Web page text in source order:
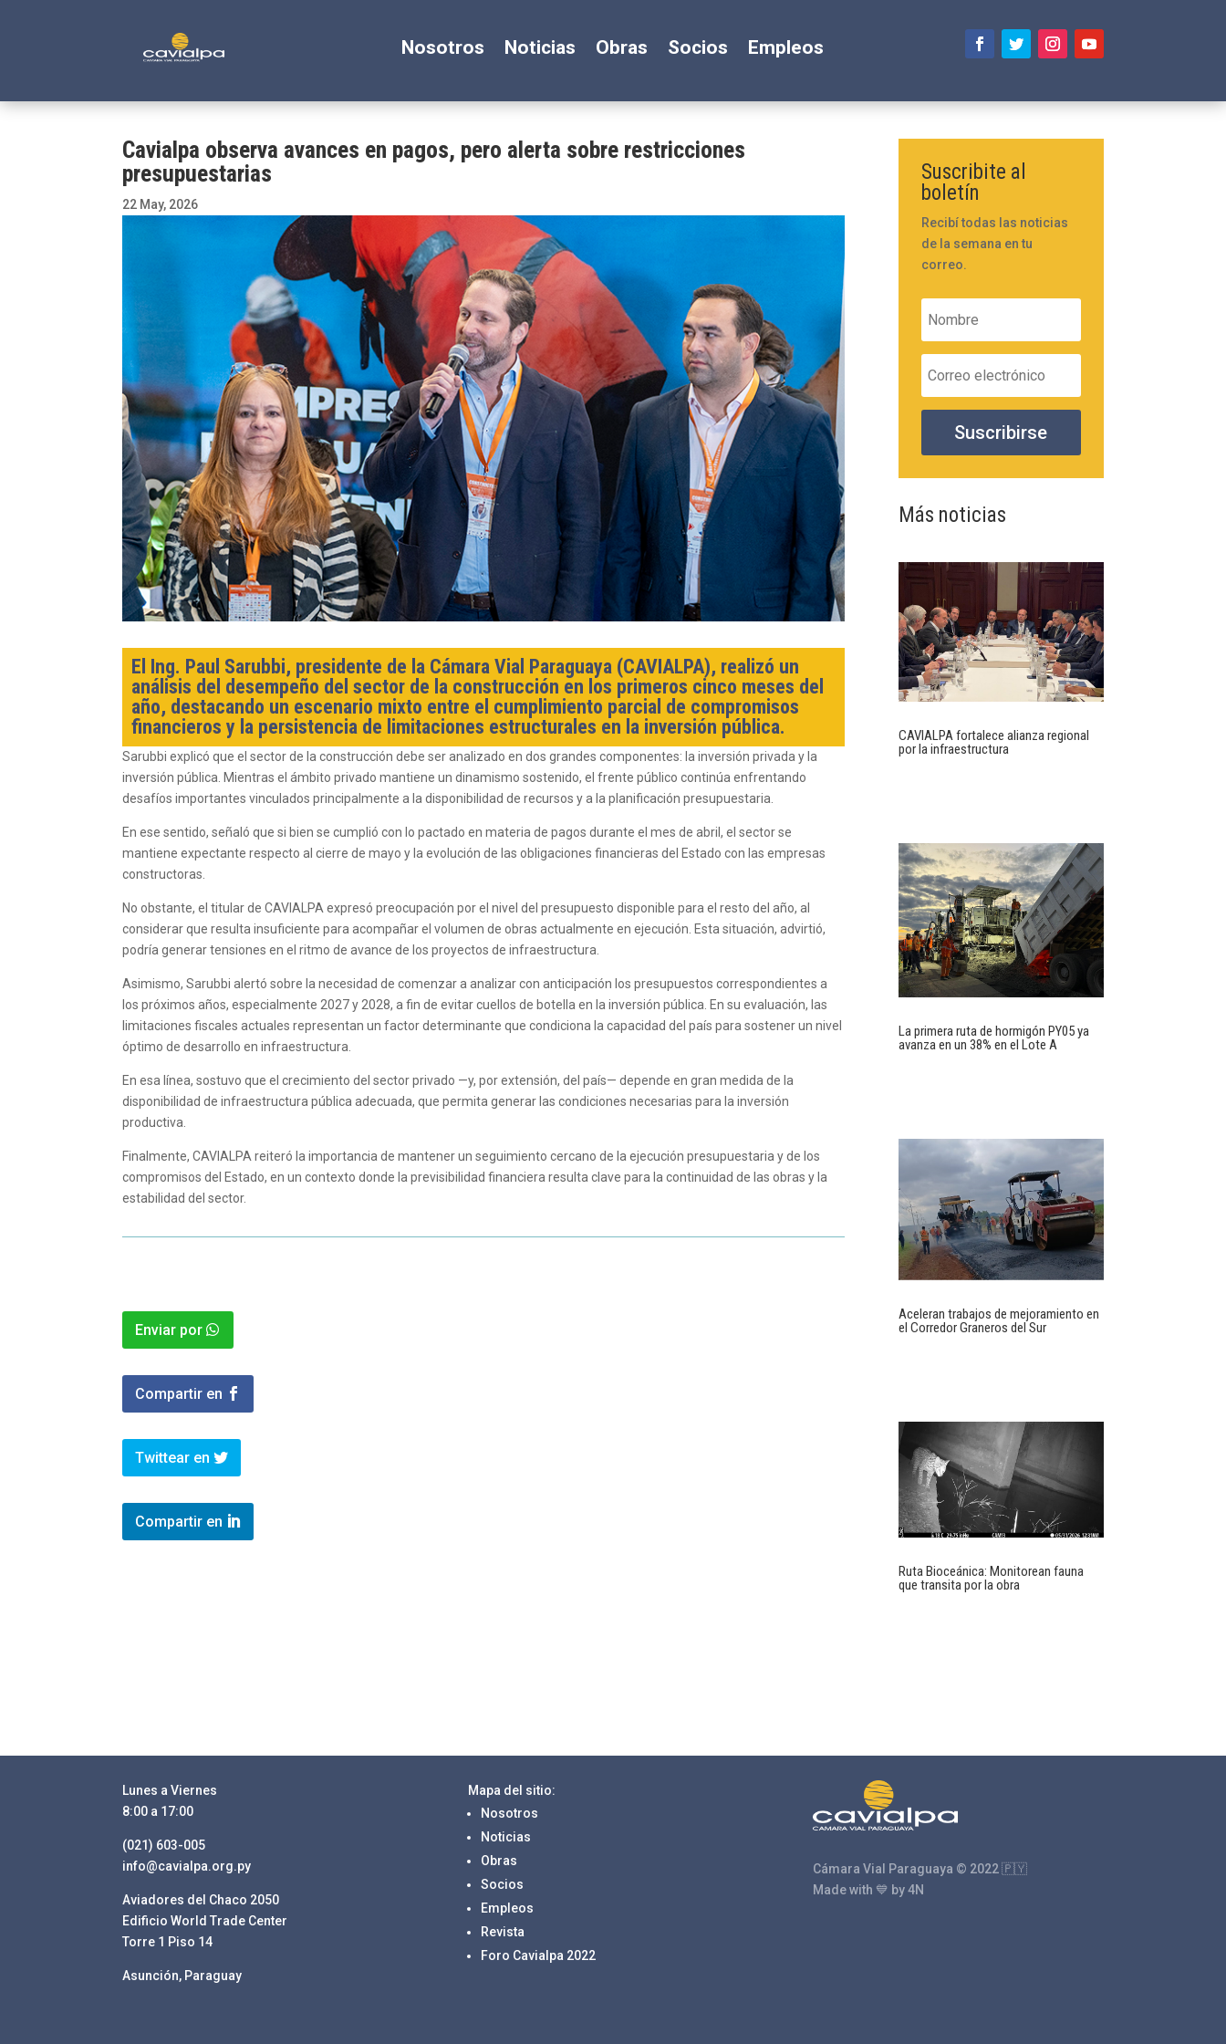
Nosotros Noticias Obras Socios Empleos
Cavialpa observa avances en pagos, pero alerta sobre restricciones
presupuestarias
22 May, 2026
El Ing. Paul Sarubbi, presidente de la Cámara Vial Paraguaya (CAVIALPA), realizó un
análisis del desempeño del sector de la construcción en los primeros cinco meses del
año, destacando un escenario mixto entre el cumplimiento parcial de compromisos
financieros y la persistencia de limitaciones estructurales en la inversión pública.
Sarubbi explicó que el sector de la construcción debe ser analizado en dos grandes componentes: la inversión privada y la
inversión pública. Mientras el ámbito privado mantiene un dinamismo sostenido, el frente público continúa enfrentando
desafíos importantes vinculados principalmente a la disponibilidad de recursos y a la planificación presupuestaria.
En ese sentido, señaló que si bien se cumplió con lo pactado en materia de pagos durante el mes de abril, el sector se
mantiene expectante respecto al cierre de mayo y la evolución de las obligaciones financieras del Estado con las empresas
constructoras.
No obstante, el titular de CAVIALPA expresó preocupación por el nivel del presupuesto disponible para el resto del año, al
considerar que resulta insuficiente para acompañar el volumen de obras actualmente en ejecución. Esta situación, advirtió,
podría generar tensiones en el ritmo de avance de los proyectos de infraestructura.
Asimismo, Sarubbi alertó sobre la necesidad de comenzar a analizar con anticipación los presupuestos correspondientes a
los próximos años, especialmente 2027 y 2028, a fin de evitar cuellos de botella en la inversión pública. En su evaluación, las
limitaciones fiscales actuales representan un factor determinante que condiciona la capacidad del país para sostener un nivel
óptimo de desarrollo en infraestructura.
En esa línea, sostuvo que el crecimiento del sector privado —y, por extensión, del país— depende en gran medida de la
disponibilidad de infraestructura pública adecuada, que permita generar las condiciones necesarias para la inversión
productiva.
Finalmente, CAVIALPA reiteró la importancia de mantener un seguimiento cercano de la ejecución presupuestaria y de los
compromisos del Estado, en un contexto donde la previsibilidad financiera resulta clave para la continuidad de las obras y la
estabilidad del sector.
Enviar por
Compartir en
Twittear en
Compartir en
Suscribite al
boletín
Recibí todas las noticias
de la semana en tu
correo.
Suscribirse
Más noticias
CAVIALPA fortalece alianza regional
por la infraestructura
La primera ruta de hormigón PY05 ya
avanza en un 38% en el Lote A
Aceleran trabajos de mejoramiento en
el Corredor Graneros del Sur
Ruta Bioceánica: Monitorean fauna
que transita por la obra
Lunes a Viernes
8:00 a 17:00
(021) 603-005
info@cavialpa.org.py
Aviadores del Chaco 2050
Edificio World Trade Center
Torre 1 Piso 14
Asunción, Paraguay
Mapa del sitio:
Nosotros
Noticias
Obras
Socios
Empleos
Revista
Foro Cavialpa 2022
Cámara Vial Paraguaya © 2022 🇵🇾
Made with 💙 by 4N